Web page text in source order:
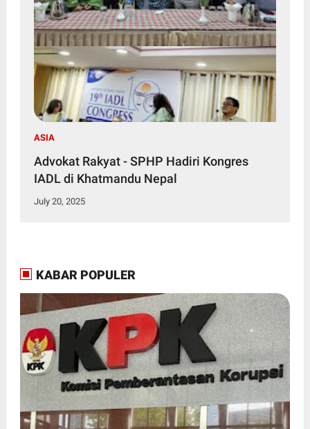
ASIA
Advokat Rakyat - SPHP Hadiri Kongres
IADL di Khatmandu Nepal
July 20, 2025
KABAR POPULER